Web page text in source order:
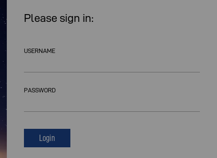
Please sign in:
USERNAME
PASSWORD
Login